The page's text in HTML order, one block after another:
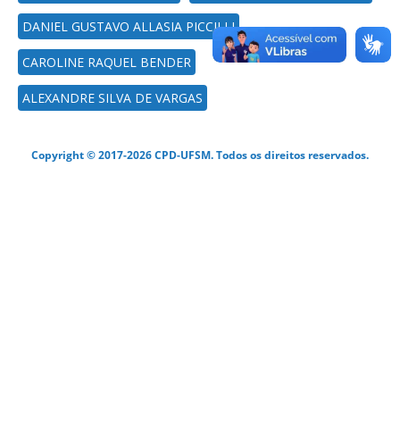
DANIEL GUSTAVO ALLASIA PICCILLI
CAROLINE RAQUEL BENDER
ALEXANDRE SILVA DE VARGAS
Copyright © 2017-2026 CPD-UFSM. Todos os direitos reservados.